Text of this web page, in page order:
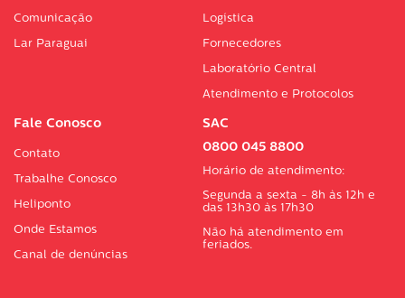
Comunicação
Lar Paraguai
Logística
Fornecedores
Laboratório Central
Atendimento e Protocolos
Fale Conosco
Contato
Trabalhe Conosco
Heliponto
Onde Estamos
Canal de denúncias
SAC
0800 045 8800
Horário de atendimento:
Segunda a sexta - 8h às 12h e
das 13h30 às 17h30
Não há atendimento em
feriados.